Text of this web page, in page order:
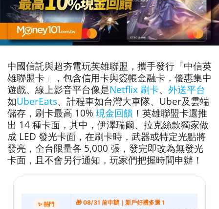
中國信託與超夯電玩英雄聯盟，攜手發行「中信英
雄聯盟卡」，包含信用卡與簽帳金融卡，優惠集中
遊戲、線上影音平台像是Netflix 刷卡、 外送平台
如UberEats、計程車如台灣大車隊、Uber及雲端
儲存，刷卡最高 10% 現金回饋 ！英雄聯盟卡還推
出 14 種卡面，其中，伊澤瑞爾、拉克絲款獨家做
成 LED 發光卡面，在刷卡時，武器或特定光點將
發亮，全台限量各 5,000 張，發完即改為無發光
卡面，且不會另行通知，玩家們把握時間申辦！
✨ 熱門 🎁 08/31 前申辦｜新戶好禮多選 1